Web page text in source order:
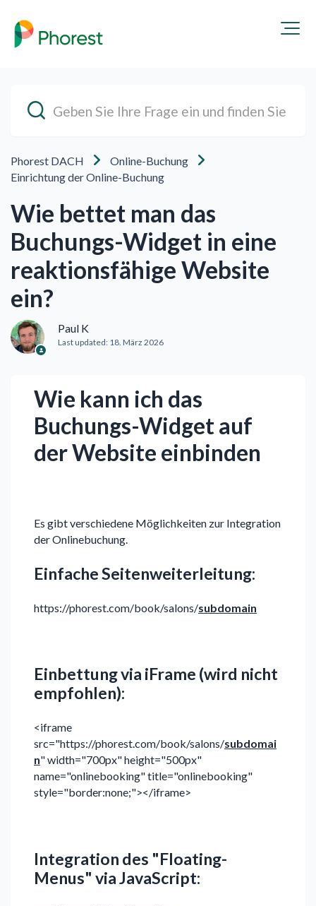
Phorest DACH
Online-Buchung
Einrichtung der Online-Buchung
Wie bettet man das
Buchungs-Widget in eine
reaktionsfähige Website
ein?
Paul K
Last updated: 18. März 2026
Wie kann ich das
Buchungs-Widget auf
der Website einbinden
Es gibt verschiedene Möglichkeiten zur Integration
der Onlinebuchung.
Einfache Seitenweiterleitung:
https://phorest.com/book/salons/subdomain
Einbettung via iFrame (wird nicht
empfohlen):
<iframe
src="https://phorest.com/book/salons/subdomai
n" width="700px" height="500px"
name="onlinebooking" title="onlinebooking"
style="border:none;"></iframe>
Integration des "Floating-
Menus" via JavaScript: